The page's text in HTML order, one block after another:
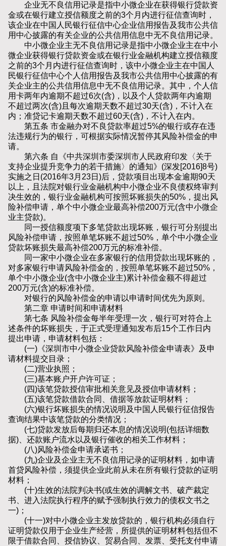
企业无不良信用记录是指中小微企业在获得银行贷款资
金或在银行建立授信额度之前的3个月内进行征信查询时，
该企业在中国人民银行征信中心企业信用报告及我市公共信
用中心披露的有关企业的公共信用信息中无不良信用记录。
中小微企业主无不良信用记录是指中小微企业主在中小
微企业获得银行贷款资金或在银行业金融机构建立授信额度
之前的3个月内进行征信查询时，该中小微企业主在中国人
民银行征信中心个人信用报告及我市公共信用中心披露的有
关企业主的公共信用信息中无不良信用记录。其中，个人信
用卡两年内逾期不超过6次(含)，以及个人贷款两年内逾期
不超过两次(含)且每次逾期天数不超过30天(含)，不计入在
内；准贷记卡逾期天数不超过60天(含)，不计入在内。
第五条 市金融办对不良贷款率超过5%的银行或存在违
法违规行为的银行，可根据实际情况暂停其风险补偿金的申
请。
第六条 自《中共深圳市委深圳市人民政府印发〈关于
支持企业提升竞争力的若干措施〉的通知》(深发[2016]8号)
实施之日(2016年3月23日)后，贷款项目出现本金逾期90天
以上，且法院对银行业金融机构中小微企业不良债权终审判
决生效的，银行业金融机构可按照坏账损失的50%，提出风
险补偿申请，单个中小微企业最高补偿200万元(含中小微企
业主贷款)。
同一授信额度项下多笔贷款出现坏账，银行可分别提出
风险补偿申请，按照单笔坏账不超过50%，单个中小微企业
贷款坏账损失最高补偿200万元的标准补偿。
同一家中小微企业在多家银行的信用贷款出现坏账的，
对多家银行申请风险补偿金的，按照单笔坏账不超过50%，
单个中小微企业(含中小微企业主)累计补偿金额不得超过
200万元(含)的标准补偿。
对银行的风险补偿金的申请以申请时间优先为原则。
第二章 申请时间和申请材料
第七条 风险补偿金每半年受理一次，银行可对符合上
述条件的坏账损失，于正式受理通知发布后15个工作日内
提出申请，申请材料包括：
(一)《深圳市中小微企业贷款风险补偿金申请表》及申
请材料提交目录；
(二)营业执照；
(三)基本账户开户许可证；
(四)该笔贷款授信审批相关意见及授信申请材料；
(五)该笔贷款借款合同、借据等放款证明材料；
(六)银行坏账损失的情况说明及中国人民银行征信报告
查询结果中该笔贷款的分类情况；
(七)贷款发放后每期归还本息的情况说明(包括详细数
据)、还款账户流水以及银行催收的相关工作材料；
(八)风险补偿金申请承诺书；
(九)企业及企业主无不良信用记录的证明材料，如申请
首贷风险补偿，须提供企业此前从未在所有银行贷款的证明
材料；
(十)生效的法院判决书(或生效的调解文书、破产裁定
书、进入法院执行程序的赋予强制执行效力的债权文书之
一)；
(十一)对中小微企业主发放贷款的，银行机构必须自行
证明贷款仅用于企业生产经营，所提供的证明材料包括但不
限于借款合同、授信协议、贸易合同、发票、受托支付申请